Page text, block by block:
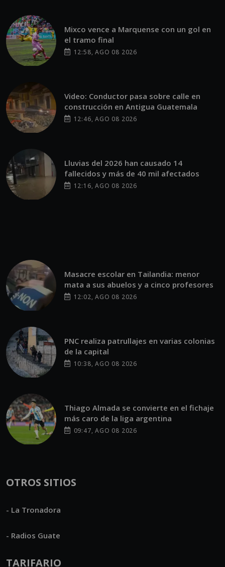
Mixco vence a Marquense con un gol en
el tramo final
12:58, AGO 08 2026
Video: Conductor pasa sobre calle en
construcción en Antigua Guatemala
12:46, AGO 08 2026
Lluvias del 2026 han causado 14
fallecidos y más de 40 mil afectados
12:16, AGO 08 2026
Masacre escolar en Tailandia: menor
mata a sus abuelos y a cinco profesores
12:02, AGO 08 2026
PNC realiza patrullajes en varias colonias
de la capital
10:38, AGO 08 2026
Thiago Almada se convierte en el fichaje
más caro de la liga argentina
09:47, AGO 08 2026
OTROS SITIOS
- La Tronadora
- Radios Guate
TARIFARIO